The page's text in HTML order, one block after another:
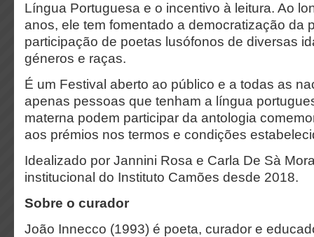
Língua Portuguesa e o incentivo à leitura. Ao
anos, ele tem fomentado a democratização da
participação de poetas lusófonos de diversas
géneros e raças.
É um Festival aberto ao público e a todas as
apenas pessoas que tenham a língua
materna podem participar da antologia
aos prémios nos termos e condições
Idealizado por Jannini Rosa e Carla De Sà
institucional do Instituto Camões desde 2018.
Sobre o curador
João Innecco (1993) é poeta, curador e